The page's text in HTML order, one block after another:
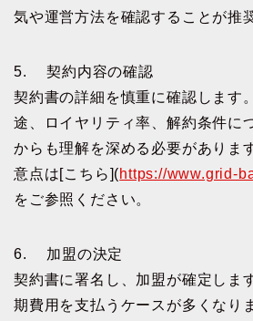
気や運営方法を確認することが推
5. 契約内容の確認
契約書の詳細を慎重に確認します
途、ロイヤリティ率、解約条件に
からも理解を深める必要がありま
意点は[こちら](https://www.grid-
をご参照ください。
6. 加盟の決定
契約書に署名し、加盟が確定しま
期費用を支払うケースが多くなり